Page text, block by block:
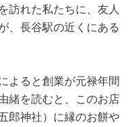
訪れた私たちに、友人
、長谷駅の近くにある
よると創業が元禄年間
緒を読むと、このお店
郎神社）に縁のお餅や